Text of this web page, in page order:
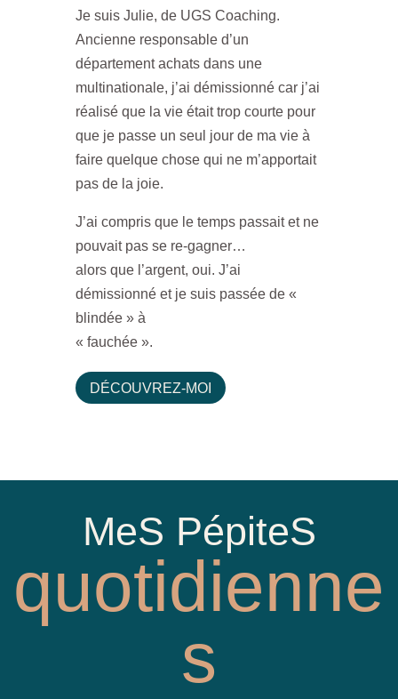
Je suis Julie, de UGS Coaching.
Ancienne responsable d’un
département achats dans une
multinationale, j’ai démissionné car j’ai
réalisé que la vie était trop courte pour
que je passe un seul jour de ma vie à
faire quelque chose qui ne m’apportait
pas de la joie.
J’ai compris que le temps passait et ne
pouvait pas se re-gagner…
alors que l’argent, oui. J’ai
démissionné et je suis passée de «
blindée » à
« fauchée ».
DÉCOUVREZ-MOI
MeS PépiteS
quotidienne
s